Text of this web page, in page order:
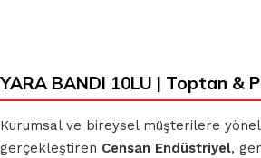
YARA BANDI 10LU | Toptan &
Kurumsal ve bireysel müşterilere
gerçekleştiren Censan Endüstriyel,